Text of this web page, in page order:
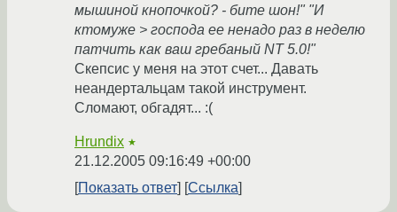
мышиной кнопочкой? - бите шон!" "И
ктомуже > господа ее ненадо раз в неделю
патчить как ваш гребаный NT 5.0!"
Скепсис у меня на этот счет... Давать
неандертальцам такой инструмент.
Сломают, обгадят... :(
Hrundix ★
21.12.2005 09:16:49 +00:00
Показать ответ
Ссылка